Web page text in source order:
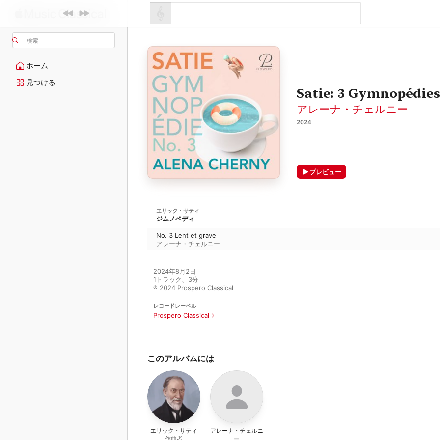
検索
ホーム
見つける
Satie: 3
アレーナ・チェルニー
2024
プレビュー
エリック・サティ
ジムノペディ
No. 3 Lent et grave
アレーナ・チェルニー
2024年8月2日
1トラック、3分
℗ 2024 Prospero Classical
レコードレーベル
Prospero Classical
このアルバムには
エリック・サティ
作曲者
アレーナ・チェルニ